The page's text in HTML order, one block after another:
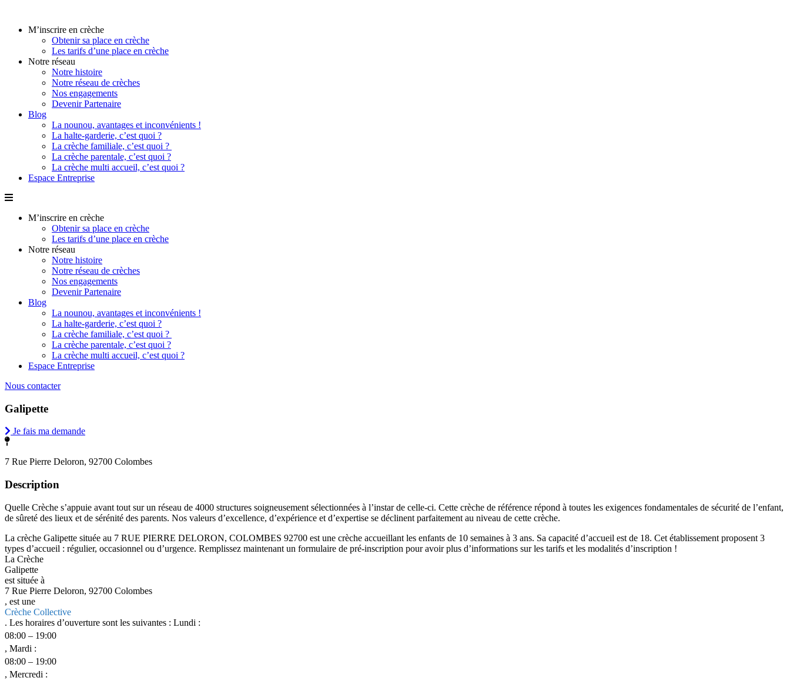
contenuM’inscrire en crèche
Obtenir sa place en crèche
Les tarifs d’une place en crèche
Notre réseau
Notre histoire
Notre réseau de crèches
Nos engagements
Devenir Partenaire
Blog
La nounou, avantages et inconvénients !
La halte-garderie, c’est quoi ?
La crèche familiale, c’est quoi ?
La crèche parentale, c’est quoi ?
La crèche multi accueil, c’est quoi ?
Espace Entreprise
M’inscrire en crèche
Obtenir sa place en crèche
Les tarifs d’une place en crèche
Notre réseau
Notre histoire
Notre réseau de crèches
Nos engagements
Devenir Partenaire
Blog
La nounou, avantages et inconvénients !
La halte-garderie, c’est quoi ?
La crèche familiale, c’est quoi ?
La crèche parentale, c’est quoi ?
La crèche multi accueil, c’est quoi ?
Espace Entreprise
Nous contacter
Galipette
Je fais ma demande
7 Rue Pierre Deloron, 92700 Colombes
Description
Quelle Crèche s’appuie avant tout sur un réseau de 4000 structures soigneusement sélectionnées à l’instar de celle-ci. Cette crèche de référence répond à toutes les exigences fondamentales de sécurité de l’enfant,
de sûreté des lieux et de sérénité des parents. Nos valeurs d’excellence, d’expérience et d’expertise se déclinent parfaitement au niveau de cette crèche.
La crèche Galipette située au 7 RUE PIERRE DELORON, COLOMBES 92700 est une crèche accueillant les enfants de 10 semaines à 3 ans. Sa capacité d’accueil est de 18. Cet établissement proposent 3
types d’accueil : régulier, occasionnel ou d’urgence. Remplissez maintenant un formulaire de pré-inscription pour avoir plus d’informations sur les tarifs et les modalités d’inscription !
La Crèche
Galipette
est située à
7 Rue Pierre Deloron, 92700 Colombes
, est une
Crèche Collective
. Les horaires d’ouverture sont les suivantes : Lundi :
08:00 – 19:00
, Mardi :
08:00 – 19:00
, Mercredi :